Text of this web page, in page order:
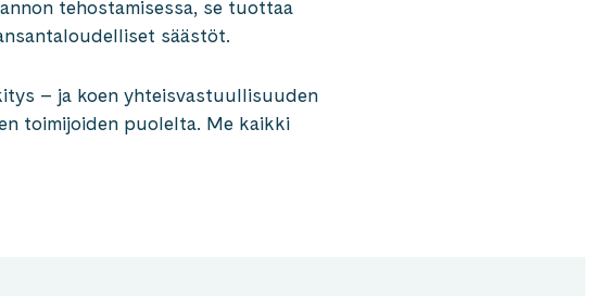
tehostamisessa, se tuottaa
säästöt.
– ja koen yhteisvastuullisuuden
toimijoiden puolelta. Me kaikki